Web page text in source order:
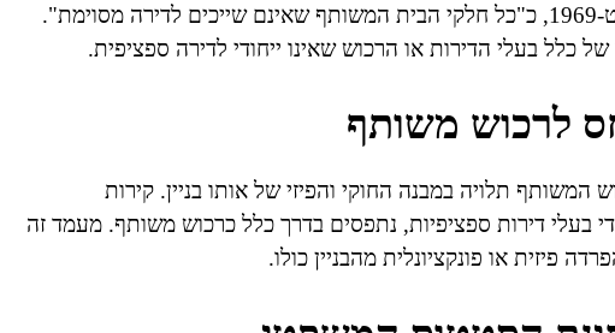
רכוש משותף מוגדר בחוק המקרקעין, תשכ"ט-1969, כ"כל חלקי הבית המשותף שאינם שייכים לדירה מסוימת".
כלל בעלי הדירות או הרכוש שאינו ייחודי לדירה ספציפית.
לרכוש משותף
המשותף תלויה במבנה החוקי והפיזי של אותו בניין. קירות
בעלי דירות ספציפיות, נתפסים בדרך כלל כרכוש משותף. מעמד זה
פיזית או פונקציונלית מהבניין כולו.